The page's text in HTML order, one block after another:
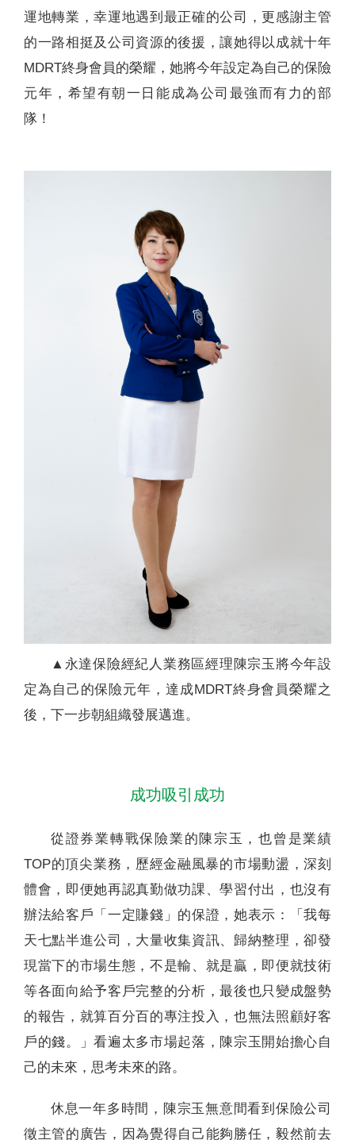
運地轉業，幸運地遇到最正確的公司，更感謝主管
的一路相挺及公司資源的後援，讓她得以成就十年
MDRT終身會員的榮耀，她將今年設定為自己的保險
元年，希望有朝一日能成為公司最強而有力的部
隊！
▲永達保險經紀人業務區經理陳宗玉將今年設
定為自己的保險元年，達成MDRT終身會員榮耀之
後，下一步朝組織發展邁進。
成功吸引成功
從證券業轉戰保險業的陳宗玉，也曾是業績
TOP的頂尖業務，歷經金融風暴的市場動盪，深刻
體會，即便她再認真勤做功課、學習付出，也沒有
辦法給客戶「一定賺錢」的保證，她表示：「我每
天七點半進公司，大量收集資訊、歸納整理，卻發
現當下的市場生態，不是輸、就是贏，即便就技術
等各面向給予客戶完整的分析，最後也只變成盤勢
的報告，就算百分百的專注投入，也無法照顧好客
戶的錢。」看遍太多市場起落，陳宗玉開始擔心自
己的未來，思考未來的路。
休息一年多時間，陳宗玉無意間看到保險公司
徵主管的廣告，因為覺得自己能夠勝任，毅然前去